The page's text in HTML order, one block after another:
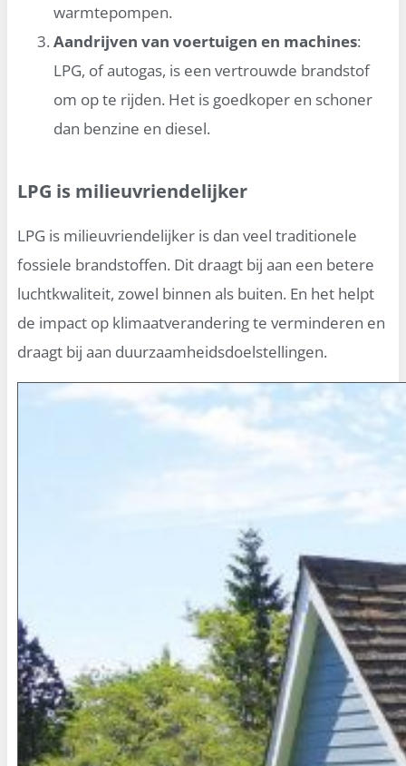
warmtepompen.
Aandrijven van voertuigen en machines:
LPG, of autogas, is een vertrouwde brandstof
om op te rijden. Het is goedkoper en schoner
dan benzine en diesel.
LPG is milieuvriendelijker
LPG is milieuvriendelijker is dan veel traditionele
fossiele brandstoffen. Dit draagt bij aan een betere
luchtkwaliteit, zowel binnen als buiten. En het helpt
de impact op klimaatverandering te verminderen en
draagt bij aan duurzaamheidsdoelstellingen.